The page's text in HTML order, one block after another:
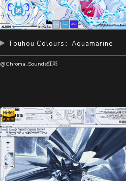
Touhou Colours：Aquamarine
@Chroma_Sounds虹彩